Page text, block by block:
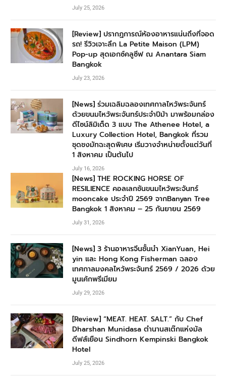
July 25, 2026
[Review] ปรากฏการณ์ห้องอาหารแน่นถึงที่จอด
รถ! รีวิวเจาะลึก La Petite Maison (LPM)
Pop-up สุดเอกซ์คลูซีฟ ณ Anantara Siam
Bangkok
July 23, 2026
[News] ร่วมเฉลิมฉลองเทศกาลไหว้พระจันทร์
ด้วยขนมไหว้พระจันทร์ประจำปีม้า มาพร้อมกล่อง
ดีไซน์ลิมิเต็ด 3 แบบ The Athenee Hotel, a
Luxury Collection Hotel, Bangkok ที่รวม
ชุดชงมัทฉะสุดพิเศษ เริ่มวางจำหน่ายตั้งแต่วันที่
1 สิงหาคม เป็นต้นไป
July 16, 2026
[News] THE ROCKING HORSE OF
RESILIENCE คอลเลกชันขนมไหว้พระจันทร์
mooncake ประจำปี 2569 จากBanyan Tree
Bangkok 1 สิงหาคม – 25 กันยายน 2569
July 31, 2026
[News] 3 ร้านอาหารจีนชั้นนำ XianYuan, Hei
yin และ Hong Kong Fisherman ฉลอง
เทศกาลมงคลไหว้พระจันทร์ 2569 / 2026 ด้วย
มูนเค้กพรีเมียม
July 29, 2026
[Review] “MEAT. HEAT. SALT.” กับ Chef
Dharshan Munidasa ตำนานสเต๊กแห่งมัล
ดีฟส์เยือน Sindhorn Kempinski Bangkok
Hotel
July 25, 2026